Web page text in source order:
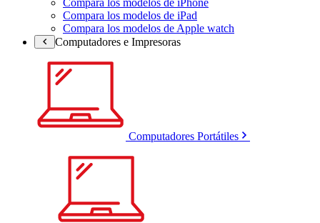
Compara los modelos de iPad
Compara los modelos de Apple watch
Computadores e Impresoras
Computadores Portátiles